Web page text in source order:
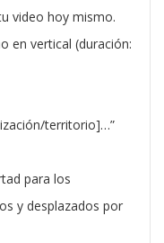
video hoy mismo.
en vertical (duración:
territorio]…”
para los
y desplazados por